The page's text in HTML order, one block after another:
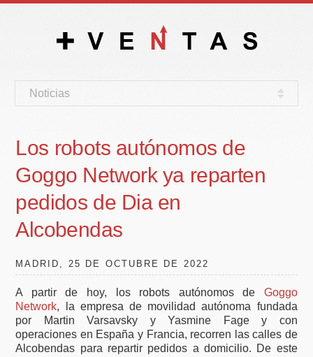
Noticias
Los robots autónomos de
Goggo Network ya reparten
pedidos de Dia en
Alcobendas
MADRID, 25 DE OCTUBRE DE 2022
A partir de hoy, los robots autónomos de Goggo
Network, la empresa de movilidad autónoma fundada
por Martin Varsavsky y Yasmine Fage y con
operaciones en España y Francia, recorren las calles de
Alcobendas para repartir pedidos a domicilio. De este